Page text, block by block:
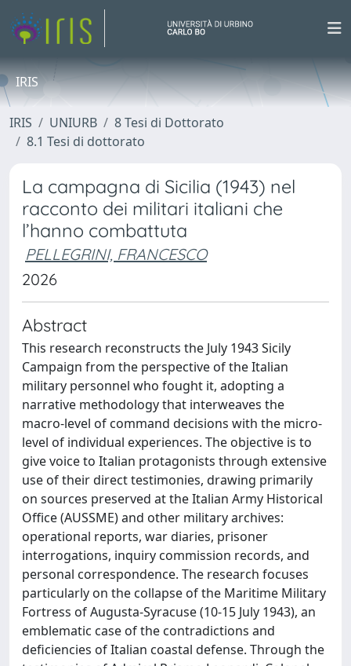
IRIS
IRIS UNIURB
8 Tesi di Dottorato
8.1 Tesi di dottorato
La campagna di Sicilia (1943) nel
racconto dei militari italiani che
l’hanno combattuta
PELLEGRINI, FRANCESCO
2026
Abstract
This research reconstructs the July 1943 Sicily
Campaign from the perspective of the Italian
military personnel who fought it, adopting a
narrative methodology that interweaves the
macro-level of command decisions with the micro-
level of individual experiences. The objective is to
give voice to Italian protagonists through extensive
use of their direct testimonies, drawing primarily
on sources preserved at the Italian Army Historical
Office (AUSSME) and other military archives:
operational reports, war diaries, prisoner
interrogations, inquiry commission records, and
personal correspondence. The research focuses
particularly on the collapse of the Maritime Military
Fortress of Augusta-Syracuse (10-15 July 1943), an
emblematic case of the contradictions and
deficiencies of Italian coastal defense. Through the